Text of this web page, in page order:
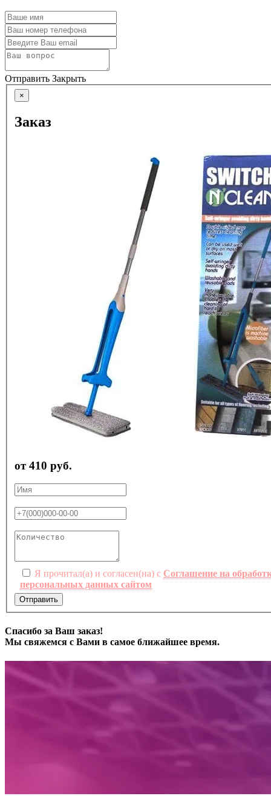
Отправить Закрыть
×
Заказ
от 410 руб.
Я прочитал(а) и согласен(на) с Соглашение на
персональных данных сайтом
Отправить
Спасибо за Ваш заказ!
Мы свяжемся с Вами в самое ближайшее время.